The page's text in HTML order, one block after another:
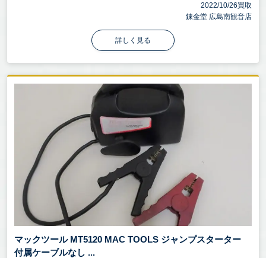
2022/10/26買取
錬金堂 広島南観音店
詳しく見る
マックツール MT5120 MAC TOOLS ジャンプスターター
付属ケーブルなし ...